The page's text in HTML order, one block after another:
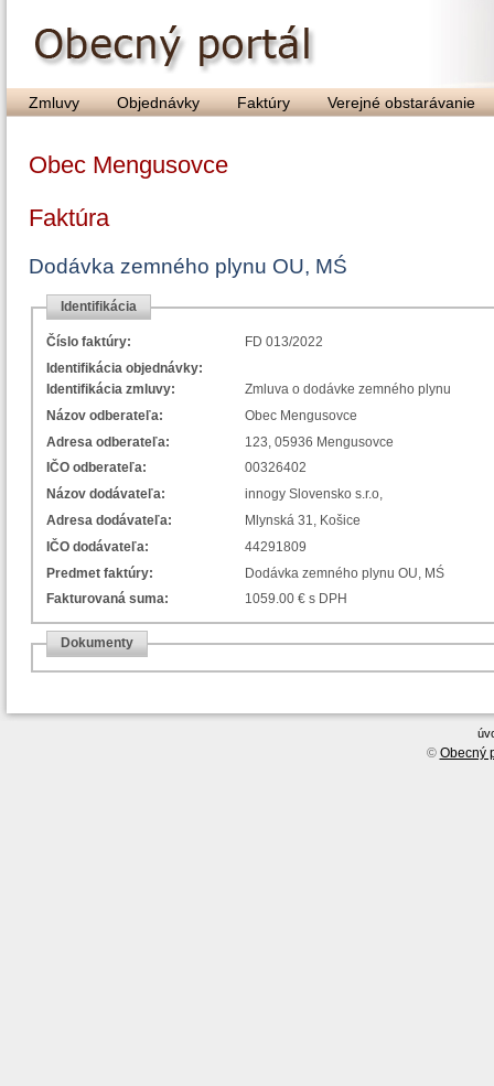
Zmluvy Objednávky Faktúry Verejné obstarávanie
Obec Mengusovce
Faktúra
Dodávka zemného plynu OU, MŚ
Identifikácia
Číslo faktúry:
FD 013/2022
Identifikácia objednávky:
Identifikácia zmluvy:
Zmluva o dodávke zemného plynu
Názov odberateľa:
Obec Mengusovce
Adresa odberateľa:
123, 05936 Mengusovce
IČO odberateľa:
00326402
Názov dodávateľa:
innogy Slovensko s.r.o,
Adresa dodávateľa:
Mlynská 31, Košice
IČO dodávateľa:
44291809
Predmet faktúry:
Dodávka zemného plynu OU, MŚ
Fakturovaná suma:
1059.00 € s DPH
Dokumenty
© Obecný